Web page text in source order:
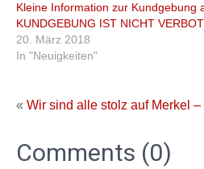
Kleine Information zur Kundgebung
KUNDGEBUNG IST NICHT
20. März 2018
In "Neuigkeiten"
« Wir sind alle stolz auf Merkel
Comments (0)